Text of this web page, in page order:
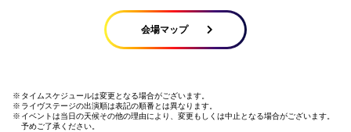
展示車両一覧
グッズ
会場マップ
※ タイムスケジュールは変更となる場合がございます。
※ ライヴステージの出演順は表記の順番とは異なります。
※ イベントは当日の天候その他の理由により、変更もしくは中止となる場合がございます。
予めご了承ください。